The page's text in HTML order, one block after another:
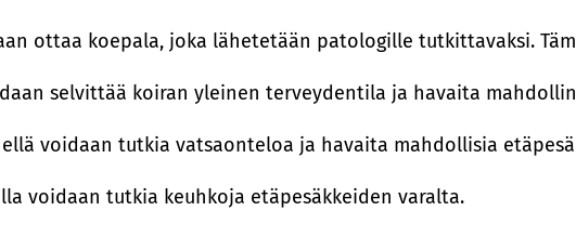
ottaa koepala, joka lähetetään patologille tutkittavaksi.
selvittää koiran yleinen terveydentila ja havaita
voidaan tutkia vatsaonteloa ja havaita mahdollisia
voidaan tutkia keuhkoja etäpesäkkeiden varalta.